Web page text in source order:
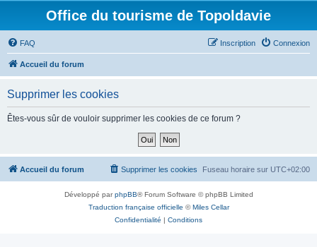
Office du tourisme de Topoldavie
FAQ Connexion
Inscription
Accueil du forum
Supprimer les cookies
Êtes-vous sûr de vouloir supprimer les cookies de ce forum ?
Accueil du forum Fuseau horaire sur UTC+02:00
Supprimer les cookies
Développé parphpBB® Forum Software © phpBB Limited
Traduction française officielle ©Miles Cellar
Confidentialité | Conditions